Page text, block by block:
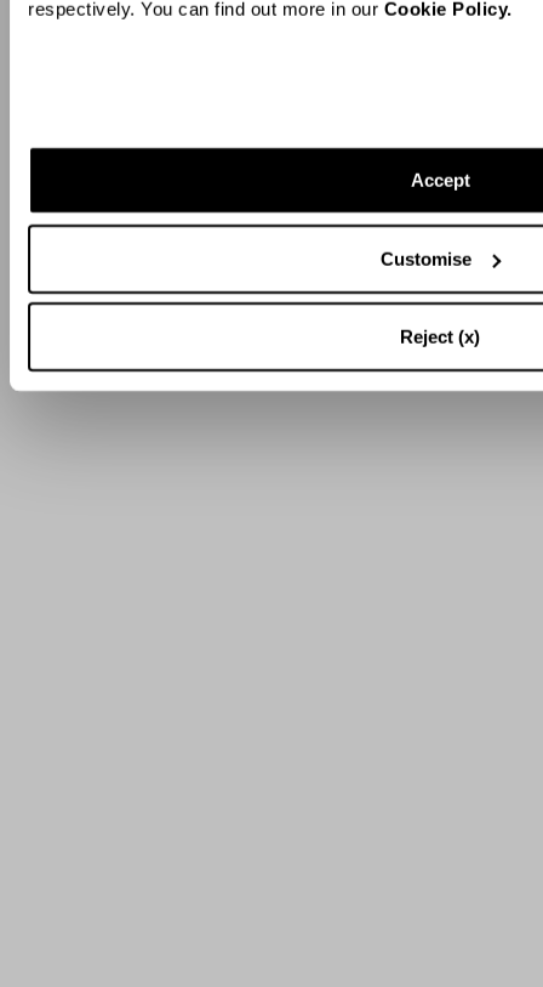
respectively. You can find out more in our Cookie Policy.
Accept
Customise
Reject (x)
Resta sempre aggiornato!
Iscriviti alla nostra Newsletter per essere